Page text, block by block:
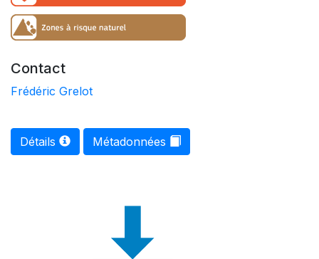
Contact
Frédéric Grelot
Détails Métadonnées